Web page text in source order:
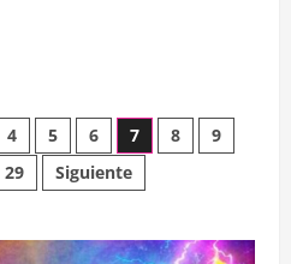
4 5 6 7 8
9
29 Siguiente